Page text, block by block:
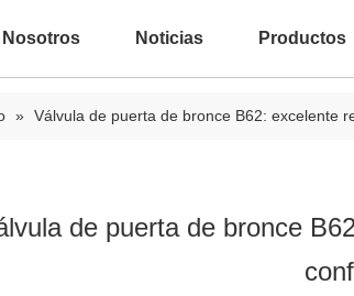
Noticias Productos
» Válvula de puerta de bronce B62: excelente
de puerta de bronce